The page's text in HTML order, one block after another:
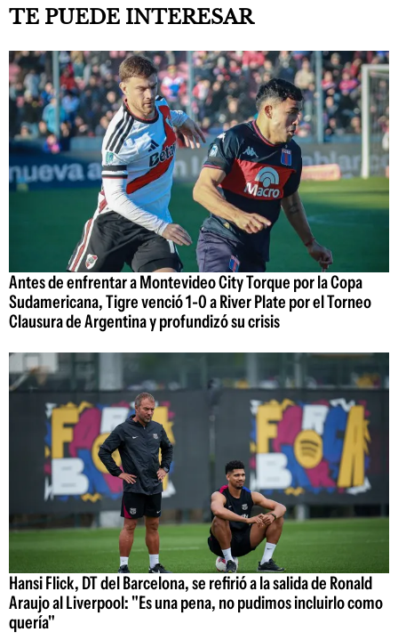
TE PUEDE INTERESAR
Antes de enfrentar a Montevideo City Torque por la Copa
Sudamericana, Tigre venció 1-0 a River Plate por el Torneo
Clausura de Argentina y profundizó su crisis
Hansi Flick, DT del Barcelona, se refirió a la salida de Ronald
Araujo al Liverpool: "Es una pena, no pudimos incluirlo como
quería"